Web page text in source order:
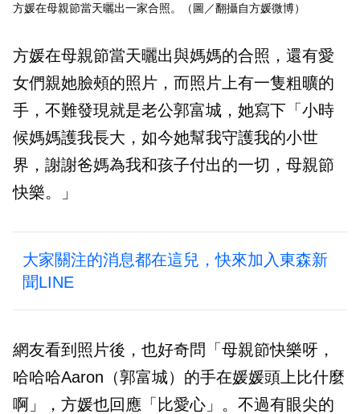
方媛在母親節當天曬出一家合照。（圖／翻攝自方媛微博）
方媛在母親節當天曬出與媽媽的合照，還有愛
女們親她臉頰的照片，而照片上有一隻粗曠的
手，不難發現就是老公郭富城，她寫下「小時
候媽媽護我長大，如今她幫我守護我的小世
界，謝謝爸媽為我和孩子付出的一切，母親節
快樂。」
大家關注的消息都在這兒，快來加入東森新
聞LINE
網友看到照片後，也好奇問「母親節快樂呀，
哈哈哈Aaron（郭富城）的手在媛媛頭上比什麼
啊」，方媛也回應「比愛心」。不過有眼尖的